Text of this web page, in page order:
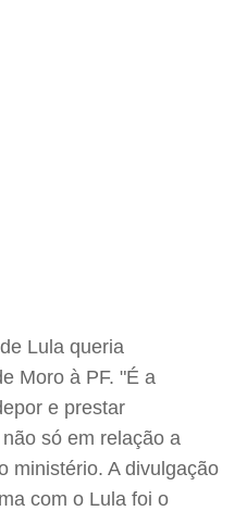
Lula queria
Moro à PF. "É a
e prestar
só em relação a
ministério. A divulgação
com o Lula foi o